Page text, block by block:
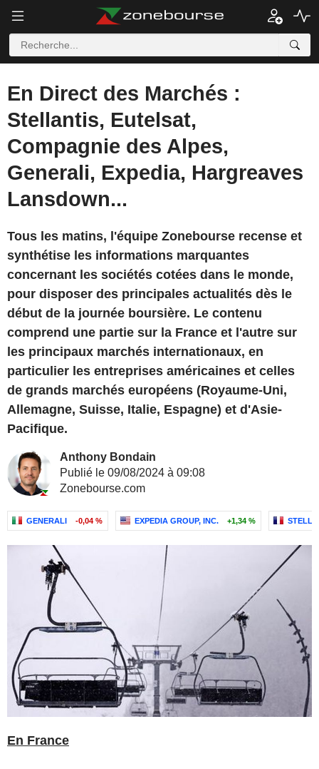
En Direct des Marchés :
Stellantis, Eutelsat,
Compagnie des Alpes,
Generali, Expedia, Hargreaves
Lansdown...
Tous les matins, l'équipe Zonebourse recense et
synthétise les informations marquantes
concernant les sociétés cotées dans le monde,
pour disposer des principales actualités dès le
début de la journée boursière. Le contenu
comprend une partie sur la France et l'autre sur
les principaux marchés internationaux, en
particulier les entreprises américaines et celles
de grands marchés européens (Royaume-Uni,
Allemagne, Suisse, Italie, Espagne) et d'Asie-
Pacifique.
Anthony Bondain
Publié le 09/08/2024 à 09:08
Zonebourse.com
GENERALI -0,04 % EXPEDIA GROUP, INC. +1,34 %
En France